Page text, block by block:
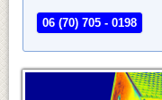
06 (70) 705 - 0198